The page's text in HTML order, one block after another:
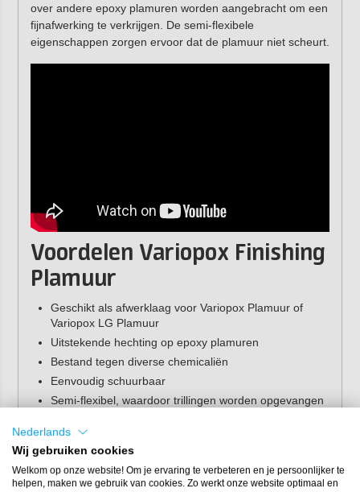
over andere epoxy plamuren worden aangebracht om een
fijnafwerking te verkrijgen. De semi-flexibele
eigenschappen zorgen ervoor dat de plamuur niet scheurt.
Voordelen Variopox Finishing
Plamuur
Geschikt als afwerklaag voor Variopox Plamuur of
Variopox LG Plamuur
Uitstekende hechting op epoxy plamuren
Bestand tegen diverse chemicaliën
Eenvoudig schuurbaar
Semi-flexibel, waardoor trillingen worden opgevangen
Eigenschappen
Kleur:
crême (mat)
Verpakking:blik 5 kg
Nederlands
Wij gebruiken cookies
Welkom op onze website! Om je ervaring te verbeteren en je persoonlijker te
helpen, maken we gebruik van cookies. Zo werkt onze website optimaal en